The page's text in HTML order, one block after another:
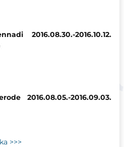
2016.08.30.-2016.10.12.
2016.08.05.-2016.09.03.
>>>